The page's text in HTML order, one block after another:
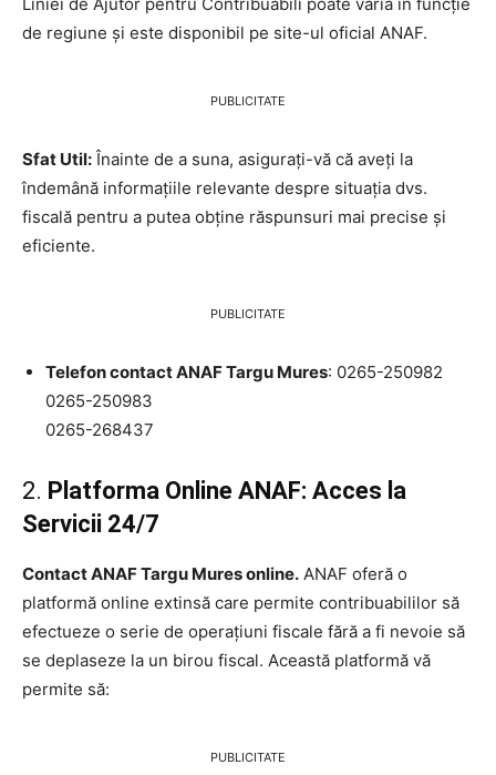
de regiune și este disponibil pe site-ul oficial ANAF.
PUBLICITATE
Sfat Util: Înainte de a suna, asigurați-vă că aveți la
îndemână informațiile relevante despre situația dvs.
fiscală pentru a putea obține răspunsuri mai precise și
eficiente.
PUBLICITATE
Telefon contact ANAF Targu Mures: 0265-250982
0265-250983
0265-268437
2. Platforma Online ANAF: Acces la
Servicii 24/7
Contact ANAF Targu Mures online. ANAF oferă o
platformă online extinsă care permite contribuabililor să
efectueze o serie de operațiuni fiscale fără a fi nevoie să
se deplaseze la un birou fiscal. Această platformă vă
permite să:
PUBLICITATE